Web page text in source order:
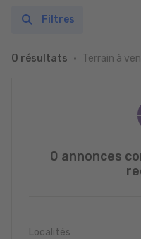
0 résultats Terrain à
Filtres
0 annonces
Localités